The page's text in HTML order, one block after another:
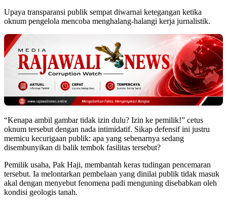
Upaya transparansi publik sempat diwarnai ketegangan ketika
oknum pengelola mencoba menghalang-halangi kerja jurnalistik.
“Kenapa ambil gambar tidak izin dulu? Izin ke pemilik!” cetus
oknum tersebut dengan nada intimidatif. Sikap defensif ini justru
memicu kecurigaan publik: apa yang sebenarnya sedang
disembunyikan di balik tembok fasilitas tersebut?
Pemilik usaha, Pak Haji, membantah keras tudingan pencemaran
tersebut. Ia melontarkan pembelaan yang dinilai publik tidak masuk
akal dengan menyebut fenomena padi menguning disebabkan oleh
kondisi geologis tanah.